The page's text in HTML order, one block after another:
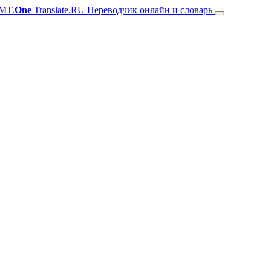
One Translate.RU Переводчик онлайн и словарь